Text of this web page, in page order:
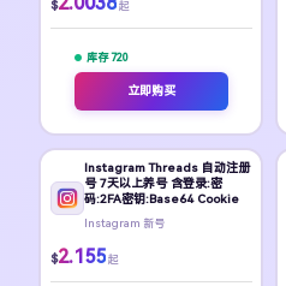
$ 起
库存 720
立即购买
Instagram Threads 自动注册
号 7天以上养号 含登录:密
码:2FA密钥:Base64 Cookie
Instagram 新号
$2.155 起